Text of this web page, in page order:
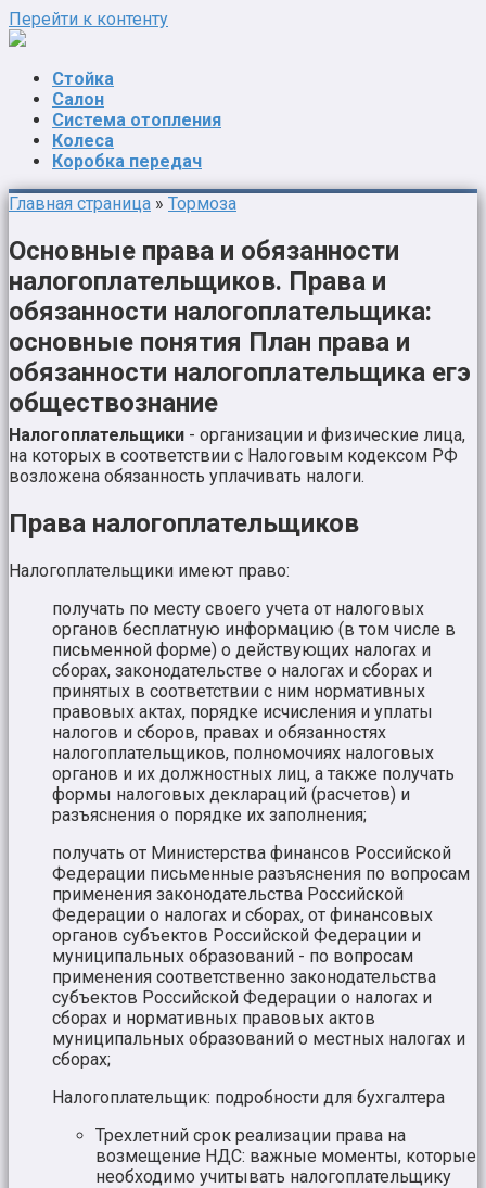
Перейти к контенту
Стойка
Салон
Система отопления
Колеса
Коробка передач
Главная страница » Тормоза
Основные права и обязанности
налогоплательщиков. Права и
обязанности налогоплательщика:
основные понятия План права и
обязанности налогоплательщика егэ
обществознание
Налогоплательщики - организации и физические лица,
на которых в соответствии с Налоговым кодексом РФ
возложена обязанность уплачивать налоги.
Права налогоплательщиков
Налогоплательщики имеют право:
получать по месту своего учета от налоговых
органов бесплатную информацию (в том числе в
письменной форме) о действующих налогах и
сборах, законодательстве о налогах и сборах и
принятых в соответствии с ним нормативных
правовых актах, порядке исчисления и уплаты
налогов и сборов, правах и обязанностях
налогоплательщиков, полномочиях налоговых
органов и их должностных лиц, а также получать
формы налоговых деклараций (расчетов) и
разъяснения о порядке их заполнения;
получать от Министерства финансов Российской
Федерации письменные разъяснения по вопросам
применения законодательства Российской
Федерации о налогах и сборах, от финансовых
органов субъектов Российской Федерации и
муниципальных образований - по вопросам
применения соответственно законодательства
субъектов Российской Федерации о налогах и
сборах и нормативных правовых актов
муниципальных образований о местных налогах и
сборах;
Налогоплательщик: подробности для бухгалтера
Трехлетний срок реализации права на
возмещение НДС: важные моменты, которые
необходимо учитывать налогоплательщику